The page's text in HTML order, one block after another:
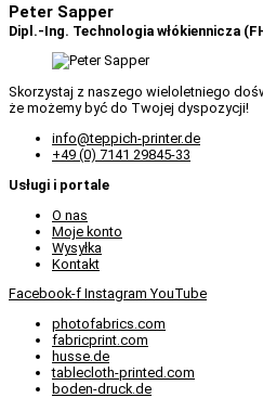
Peter Sapper
Dipl.-Ing. Technologia włókiennicza
Skorzystaj z naszego wieloletniego
że możemy być do Twojej dyspozycji!
info@teppich-printer.de
+49 (0) 7141 29845-33
Usługi i portale
O nas
Moje konto
Wysyłka
Kontakt
Facebook-f Instagram YouTube
photofabrics.com
fabricprint.com
husse.de
tablecloth-printed.com
boden-druck.de